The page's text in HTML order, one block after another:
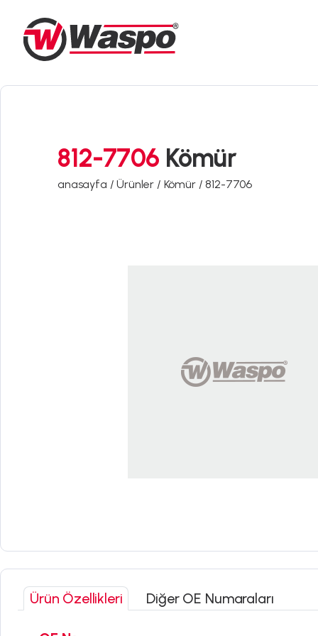
812-7706 Kömür
anasayfa /Ürünler / Kömür /812-7706
Ürün Özellikleri Diğer OE Numaraları